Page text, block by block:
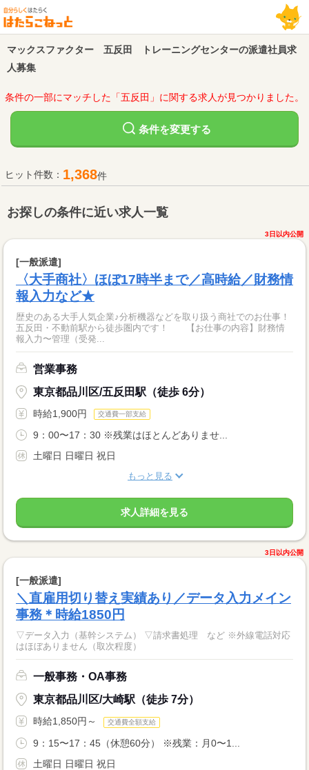
マックスファクター 五反田 トレーニングセンターの派遣社員求
人募集
条件の一部にマッチした「五反田」に関する求人が見つかりました。
条件を変更する
ヒット件数： 1,368件
お探しの条件に近い求人一覧
3日以内公開
[一般派遣]
〈大手商社〉ほぼ17時半まで／高時給／財務情
報入力など★
歴史のある大手人気企業♪分析機器などを取り扱う商社でのお仕事！
五反田・不動前駅から徒歩圏内です！ 【お仕事の内容】財務情
報入力〜管理（受発...
営業事務
東京都品川区/五反田駅（徒歩 6分）
時給1,900円 交通費一部支給
9：00〜17：30 ※残業はほとんどありませ...
土曜日 日曜日 祝日
もっと見る
求人詳細を見る
3日以内公開
[一般派遣]
＼直雇用切り替え実績あり／データ入力メイン
事務＊時給1850円
▽データ入力（基幹システム） ▽請求書処理 など ※外線電話対応
はほぼありません（取次程度）
一般事務・OA事務
東京都品川区/大崎駅（徒歩 7分）
時給1,850円～ 交通費全額支給
9：15〜17：45（休憩60分） ※残業：月0〜1...
土曜日 日曜日 祝日